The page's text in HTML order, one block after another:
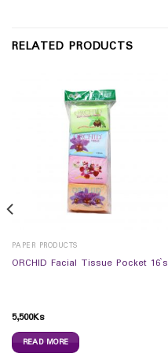
RELATED PRODUCTS
PAPER PRODUCTS
ORCHID Facial Tissue Pocket 16`s
5,500Ks
READ MORE